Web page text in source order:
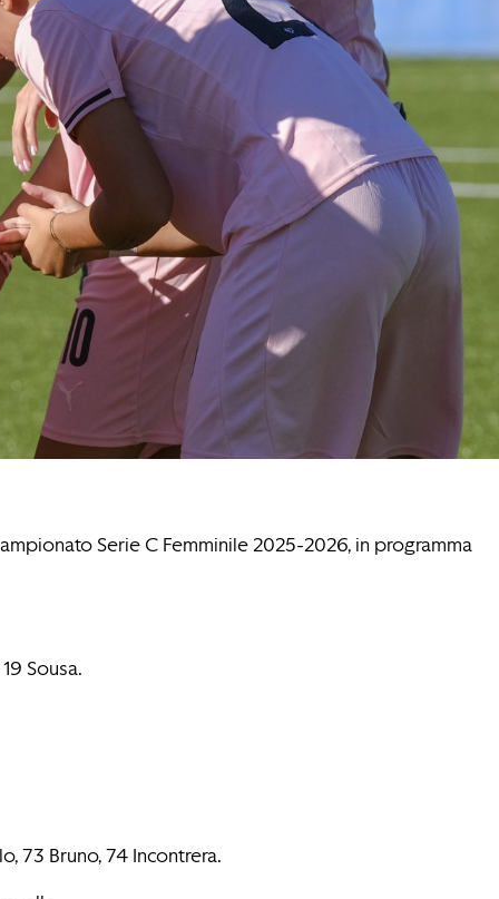
Serie C Femminile 2025-2026, in programma
Sousa.
73 Bruno, 74 Incontrera.